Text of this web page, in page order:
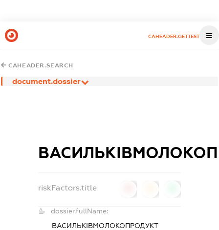
CAHEADER.GETTEST
CAHEADER.SEARCH
document.dossier
riskFactors.title
dossier.fullName:
ВАСИЛЬКІВМОЛОКОПРОДУКТ